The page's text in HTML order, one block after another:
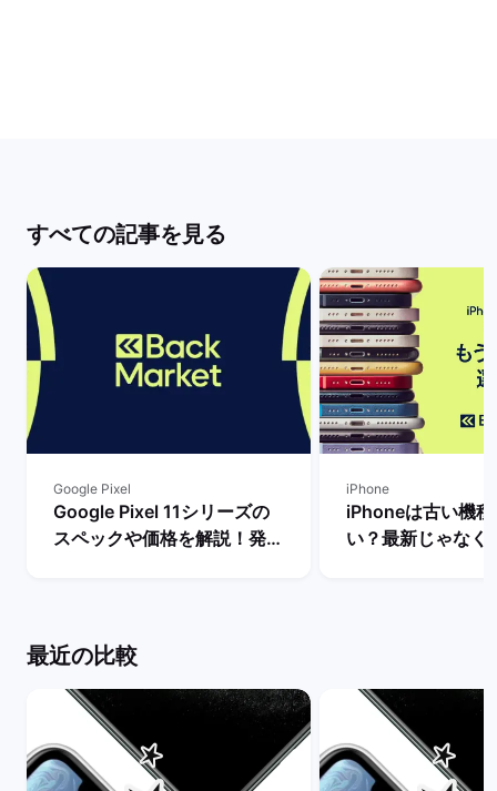
すべての記事を見る
Google Pixel
Google Pixel 11シリーズの
スペックや価格を解説！発売
iPhone
iPhoneは古い機
い？最新じゃなく
最近の比較